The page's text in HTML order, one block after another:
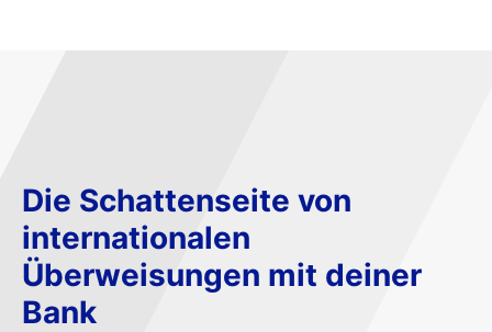
Die Schattenseite von
internationalen
Überweisungen mit deiner
Bank